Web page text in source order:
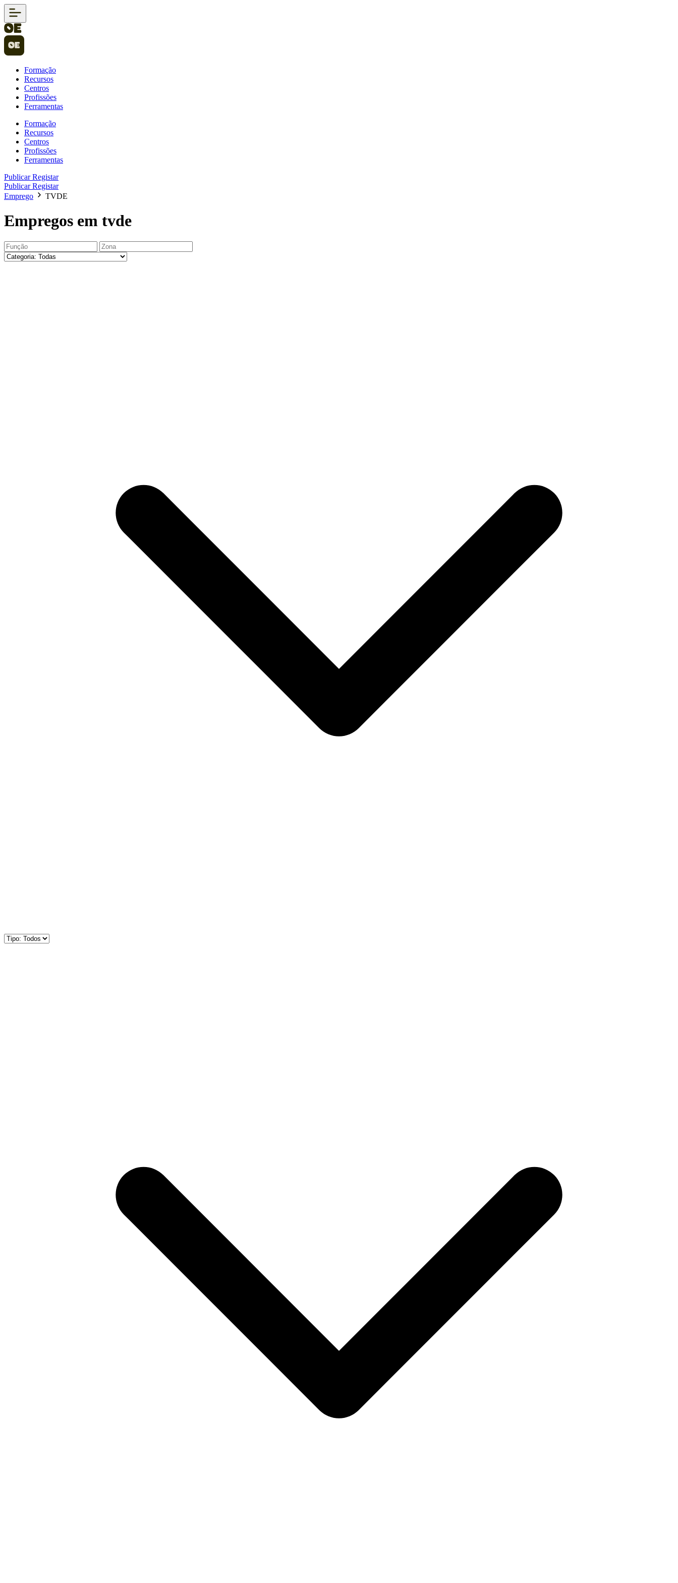
Formação
Recursos
Centros
Profissões
Ferramentas
Formação
Recursos
Centros
Profissões
Ferramentas
PublicarRegistar
PublicarRegistar
Emprego
TVDE
Empregos em tvde